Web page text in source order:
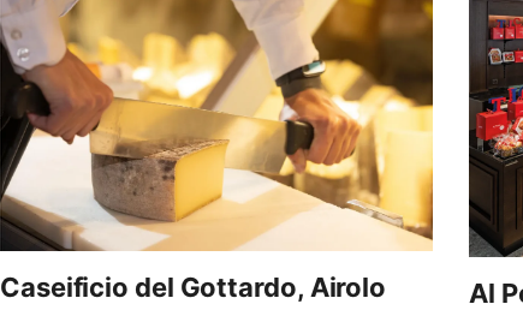
Caseificio del Gottardo, Airolo